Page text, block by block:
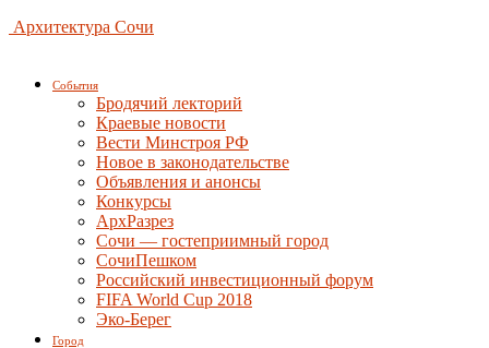
Архитектура Сочи
События
Бродячий лекторий
Краевые новости
Вести Минстроя РФ
Новое в законодательстве
Объявления и анонсы
Конкурсы
АрхРазрез
Сочи — гостеприимный город
СочиПешком
Российский инвестиционный форум
FIFA World Cup 2018
Эко-Берег
Город